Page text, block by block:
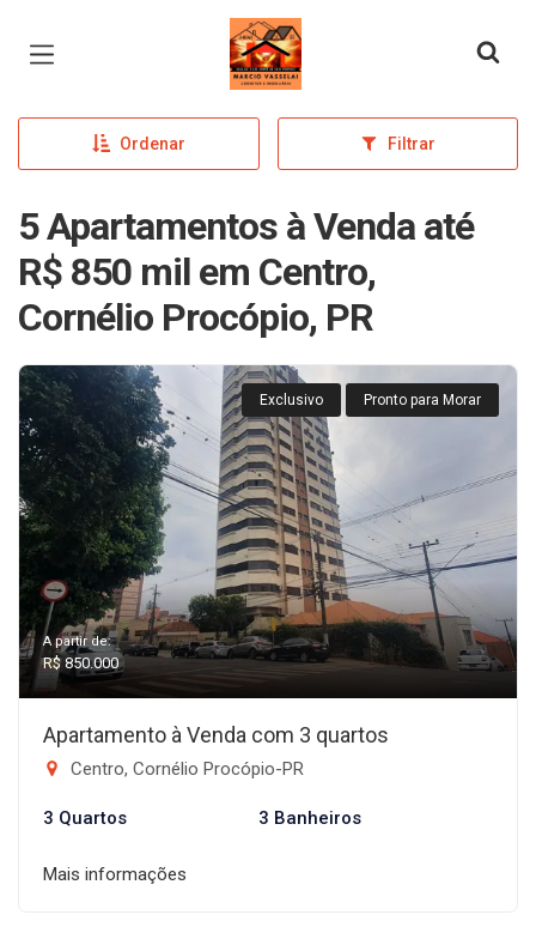
Página inicial
Ordenar Filtrar
5 Apartamentos à Venda até
R$ 850 mil em Centro,
Cornélio Procópio, PR
Exclusivo Pronto para Morar
A partir de:
R$ 850.000
Apartamento à Venda com 3 quartos
Centro, Cornélio Procópio-PR
3 Quartos 3 Banheiros
Mais informações